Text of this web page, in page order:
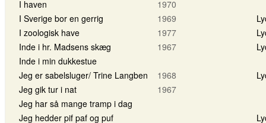
I haven
1970
I Sverige bor en gerrig
1969
I zoologisk have
1977
Inde i hr. Madsens skæg
1967
Inde i min dukkestue
Jeg er sabelsluger/ Trine Langben
1968
Jeg gik tur i nat
1967
Jeg har så mange tramp i dag
Jeg hedder pif paf og puf